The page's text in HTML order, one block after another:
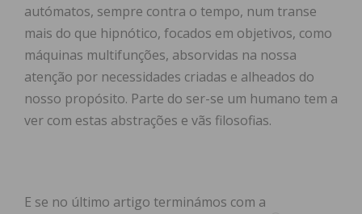
autómatos, sempre contra o tempo, num transe
mais do que hipnótico, focados em objetivos, como
máquinas multifunções, absorvidas na nossa
atenção por necessidades criadas e alheados do
nosso propósito. Parte do ser-se um humano tem a
ver com estas abstrações e vãs filosofias.
E se no último artigo terminámos com a